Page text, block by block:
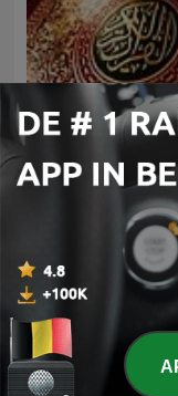
الشيخ سعود الشريم